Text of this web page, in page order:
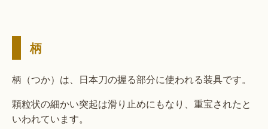
柄
柄（つか）は、日本刀の握る部分に使われる装具です。
顆粒状の細かい突起は滑り止めにもなり、重宝されたと
いわれています。